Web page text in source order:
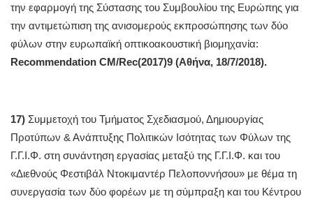
την εφαρμογή της Σύστασης του Συμβουλίου της Ευρώπης για
την αντιμετώπιση της ανισομερούς εκπροσώπησης των δύο
φύλων στην ευρωπαϊκή οπτικοακουστική βιομηχανία:
Recommendation CM/Rec(2017)9 (Αθήνα, 18/7/2018).
17) Συμμετοχή του Τμήματος Σχεδιασμού, Δημιουργίας
Προτύπων & Ανάπτυξης Πολιτικών Ισότητας των Φύλων της
Γ.Γ.Ι.Φ. στη συνάντηση εργασίας μεταξύ της Γ.Γ.Ι.Φ. και του
«Διεθνούς Φεστιβάλ Ντοκιμαντέρ Πελοποννήσου» με θέμα τη
συνεργασία των δύο φορέων με τη σύμπραξη και του Κέντρου